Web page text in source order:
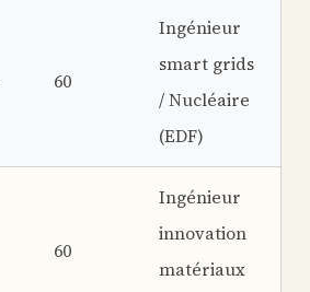
60
Ingénieur
smart grids
/ Nucléaire
(EDF)
60
Ingénieur
innovation
matériaux